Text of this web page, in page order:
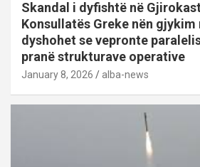
Skandal i dyfishtë në
Konsullatës Greke nën gjykim
dyshohet se vepronte
pranë strukturave operative
January 8, 2026 alba-news